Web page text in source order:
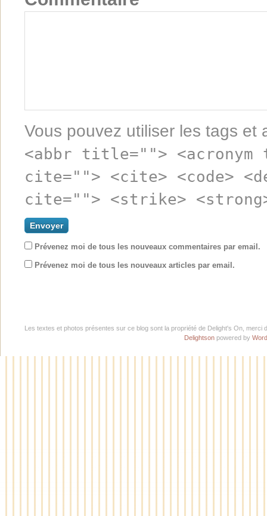
Vous pouvez utiliser les tags et
<abbr title="">
cite=""> <cite> <code>
cite=""> <strike>
Prévenez moi de tous les nouveaux commentaires par email.
Prévenez moi de tous les nouveaux articles par email.
Les textes et photos présentes sur ce blog sont la propriété de Delight's On,
Delightson powered by